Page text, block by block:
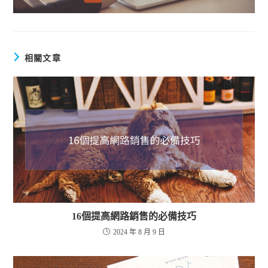
相關文章
16個提高網路銷售的必備技巧
2024 年 8 月 9 日